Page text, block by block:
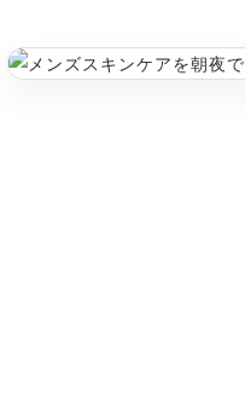
上に洗いすぎない。